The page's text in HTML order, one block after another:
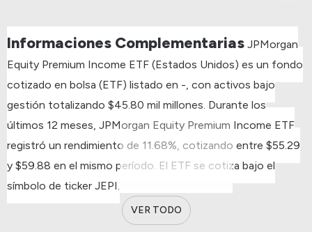
Informaciones Complementarias JPMorgan
Equity Premium Income ETF (Estados Unidos) es un fondo
cotizado en bolsa (ETF) listado en -, con activos bajo
gestión totalizando $45.80 mil millones. Durante los
últimos 12 meses, JPMorgan Equity Premium Income ETF
registró un rendimiento de 11.68%, cotizando entre $55.29
y $59.88 en el mismo período. El ETF se cotiza bajo el
símbolo de ticker JEPI.
VER TODO